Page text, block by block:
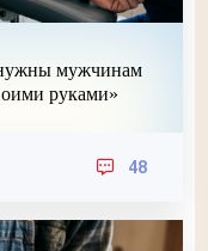
мужчинам
руками»
48